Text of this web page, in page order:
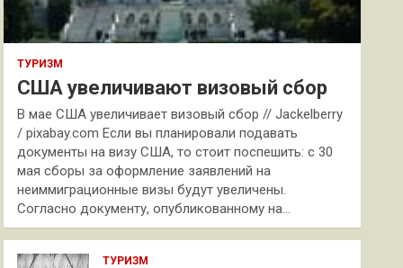
ТУРИЗМ
США увеличивают визовый сбор
В мае США увеличивает визовый сбор // Jackelberry
/ pixabay.com Если вы планировали подавать
документы на визу США, то стоит поспешить: с 30
мая сборы за оформление заявлений на
неиммиграционные визы будут увеличены.
Согласно документу, опубликованному на…
ТУРИЗМ